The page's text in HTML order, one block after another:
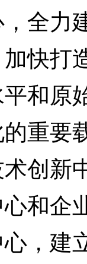
全力
快打
和原
重要
创新
和企
，建